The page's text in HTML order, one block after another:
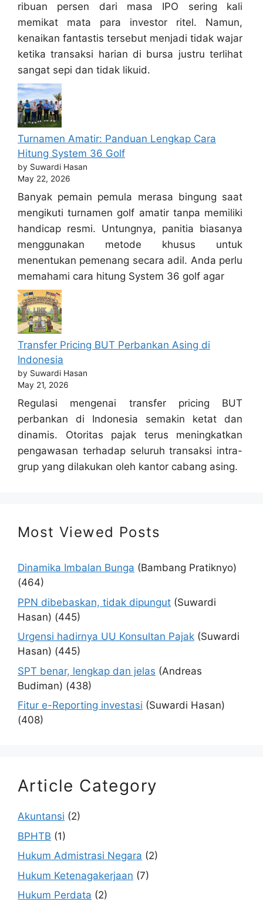
ribuan persen dari masa IPO sering kali
memikat mata para investor ritel. Namun,
kenaikan fantastis tersebut menjadi tidak wajar
ketika transaksi harian di bursa justru terlihat
sangat sepi dan tidak likuid.
Turnamen Amatir: Panduan Lengkap Cara
Hitung System 36 Golf
by Suwardi Hasan
May 22, 2026
Banyak pemain pemula merasa bingung saat
mengikuti turnamen golf amatir tanpa memiliki
handicap resmi. Untungnya, panitia biasanya
menggunakan metode khusus untuk
menentukan pemenang secara adil. Anda perlu
memahami cara hitung System 36 golf agar
Transfer Pricing BUT Perbankan Asing di
Indonesia
by Suwardi Hasan
May 21, 2026
Regulasi mengenai transfer pricing BUT
perbankan di Indonesia semakin ketat dan
dinamis. Otoritas pajak terus meningkatkan
pengawasan terhadap seluruh transaksi intra-
grup yang dilakukan oleh kantor cabang asing.
Most Viewed Posts
Dinamika Imbalan Bunga (Bambang Pratiknyo)
(464)
PPN dibebaskan, tidak dipungut (Suwardi
Hasan) (445)
Urgensi hadirnya UU Konsultan Pajak (Suwardi
Hasan) (445)
SPT benar, lengkap dan jelas (Andreas
Budiman) (438)
Fitur e-Reporting investasi (Suwardi Hasan)
(408)
Article Category
Akuntansi (2)
BPHTB (1)
Hukum Admistrasi Negara (2)
Hukum Ketenagakerjaan (7)
Hukum Perdata (2)